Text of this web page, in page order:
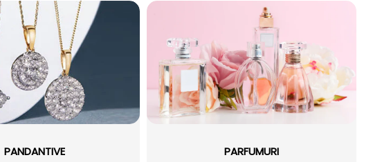
PANDANTIVE PARFUMURI